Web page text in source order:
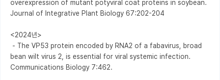
overexpression of mutant potyviral coat proteins in soybean.
Journal of Integrative Plant Biology 67:202-204
<2024년>
bean wilt virus 2, is essential for viral systemic infection.
Communications Biology 7:462.